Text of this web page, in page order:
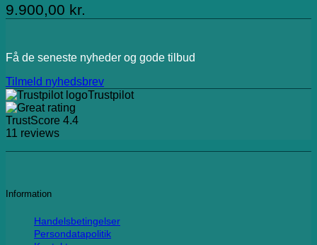
9.900,00 kr.
Få de seneste nyheder og gode tilbud
Tilmeld nyhedsbrev
Trustpilot
TrustScore 4.4
11 reviews
Information
Handelsbetingelser
Persondatapolitik